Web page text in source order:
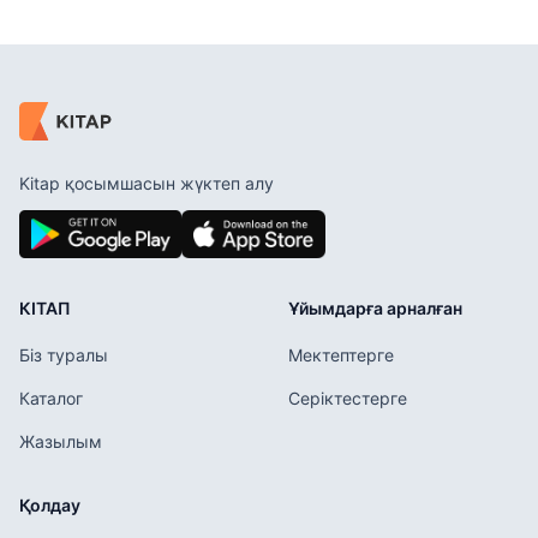
Kitap қосымшасын жүктеп алу
КІТАП
Біз туралы
Каталог
Жазылым
Ұйымдарға арналған
Мектептерге
Серіктестерге
Қолдау